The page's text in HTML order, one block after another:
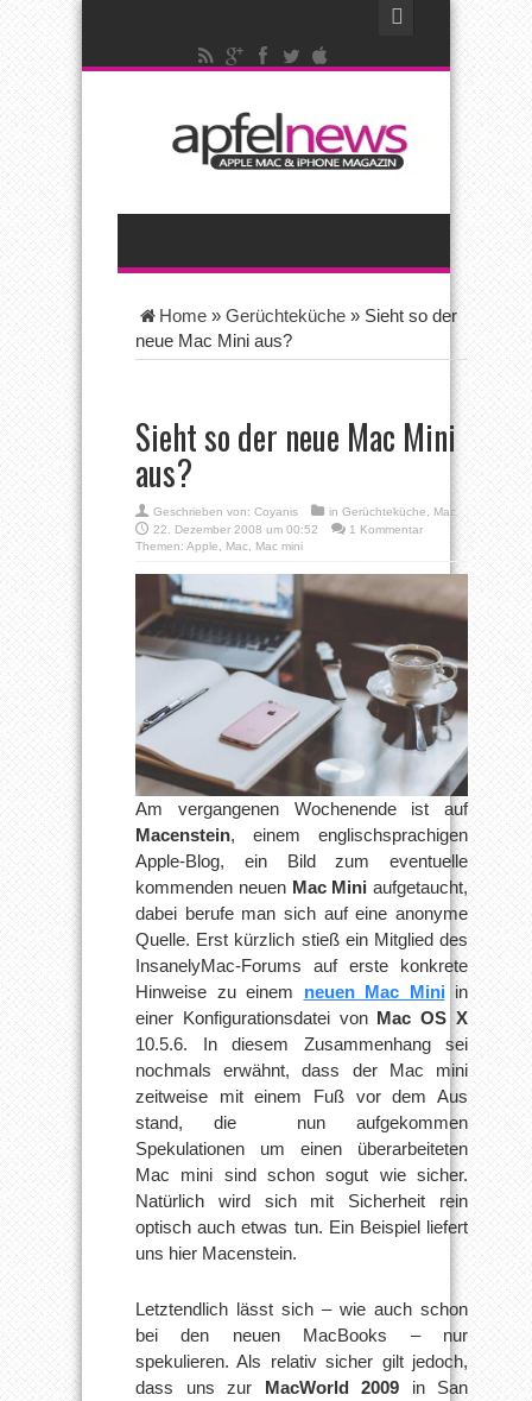
Home » Gerüchteküche » Sieht so der
neue Mac Mini aus?
Sieht so der neue Mac Mini
aus?
Geschrieben von: Coyanis in Gerüchteküche
Mac
22. Dezember 2008 um 00:52
1 Kommentar
Themen: Apple Mac Mac mini
Am vergangenen Wochenende ist auf
Macenstein, einem englischsprachigen
Apple-Blog, ein Bild zum eventuelle
kommenden neuen Mac Mini aufgetaucht,
dabei berufe man sich auf eine anonyme
Quelle. Erst kürzlich stieß ein Mitglied des
InsanelyMac-Forums auf erste konkrete
Hinweise zu einem neuen Mac Miniin
einer Konfigurationsdatei von Mac OS X
10.5.6. In diesem Zusammenhang sei
nochmals erwähnt, dass der Mac mini
zeitweise mit einem Fuß vor dem Aus
stand, die nun aufgekommen
Spekulationen um einen überarbeiteten
Mac mini sind schon sogut wie sicher.
Natürlich wird sich mit Sicherheit rein
optisch auch etwas tun. Ein Beispiel liefert
uns hier Macenstein.
Letztendlich lässt sich – wie auch schon
bei den neuen MacBooks – nur
spekulieren. Als relativ sicher gilt jedoch,
dass uns zur MacWorld 2009 in San